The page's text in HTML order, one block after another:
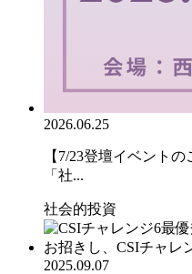
2026.06.25
【7/23登壇イベント
「社...
社会的投資
2025.09.07